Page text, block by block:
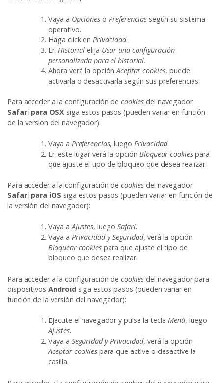
Vaya a Opciones o Preferencias según su sistema
operativo.
Haga click en Privacidad.
En Historial elija Usar una configuración
personalizada para el historial.
Ahora verá la opciónAceptar cookies, puede
activarla o desactivarla según sus preferencias.
Para acceder a la configuración de cookies del navegador
Safari para OSX siga estos pasos (pueden variar en función
de la versión del navegador):
Vaya a Preferencias, luego Privacidad.
En este lugar verá la opción Bloquear cookies para
que ajuste el tipo de bloqueo que desea realizar.
Para acceder a la configuración de cookies del navegador
Safari para iOS siga estos pasos (pueden variar en función de
la versión del navegador):
Vaya aAjustes, luegoSafari.
Vaya aPrivacidad y Seguridad, verá la opción
Bloquear cookies para que ajuste el tipo de
bloqueo que desea realizar.
Para acceder a la configuración de cookies del navegador para
dispositivos Android siga estos pasos (pueden variar en
función de la versión del navegador):
Ejecute el navegador y pulse la teclaMenú, luego
Ajustes.
Vaya aSeguridad y Privacidad, verá la opción
Aceptar cookies para que active o desactive la
casilla.